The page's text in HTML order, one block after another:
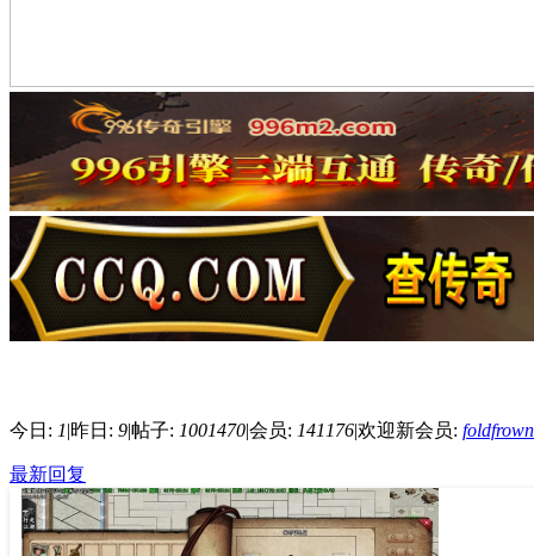
今日: 1|昨日: 9|帖子: 1001470|会员: 141176|欢迎新会员:
最新回复